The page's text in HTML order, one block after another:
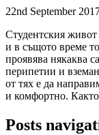
22nd September
Студентския
и в същото време
проявява някаква
перипетии и
от тях е да
и комфортно.
Posts